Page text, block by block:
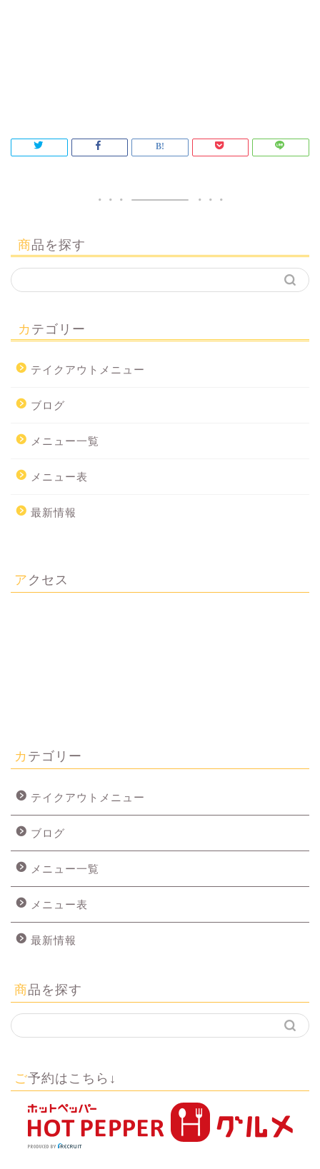
商品を探す
カテゴリー
テイクアウトメニュー
ブログ
メニュー一覧
メニュー表
最新情報
アクセス
カテゴリー
テイクアウトメニュー
ブログ
メニュー一覧
メニュー表
最新情報
商品を探す
ご予約はこちら↓